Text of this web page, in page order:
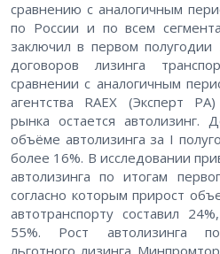
сравнению с аналогичным
по России и по всем
заключил в первом
договоров лизинга
сравнении с аналогичным
агентства RAEX (Эксперт
рынка остается автолизинг.
объёме автолизинга за I
более 16%. В исследовании
автолизинга по итогам
согласно которым прирост
автотранспорту составил
55%. Рост автолизинга
льготного лизинга